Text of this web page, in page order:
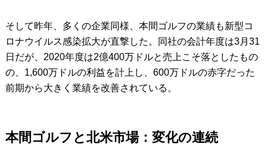
そして昨年、多くの企業同様、本間ゴルフの業績も新型コ
ロナウイルス感染拡大が直撃した。同社の会計年度は3月31
日だが、2020年度は2億400万ドルと売上こそ落としたもの
の、1,600万ドルの利益を計上し、600万ドルの赤字だった
前期から大きく業績を改善されている。
本間ゴルフと北米市場：変化の連続